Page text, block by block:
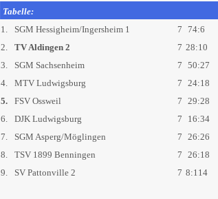
Tabelle:
1. SGM Hessigheim/Ingersheim 1 7 74:6
2. TV Aldingen 2 7 28:10
3. SGM Sachsenheim 7 50:27
4. MTV Ludwigsburg 7 24:18
5. FSV Ossweil 7 29:28
6. DJK Ludwigsburg 7 16:34
7. SGM Asperg/Möglingen 7 26:26
8. TSV 1899 Benningen 7 26:18
9.
SV Pattonville 2 7 8:114